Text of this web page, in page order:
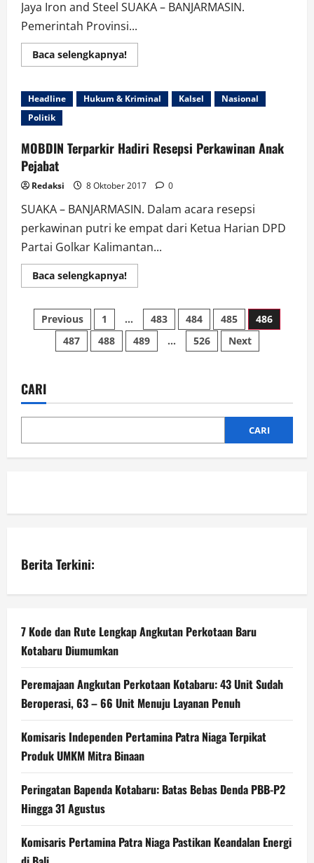
Jaya Iron and Steel SUAKA – BANJARMASIN.
Pemerintah Provinsi...
Baca selengkapnya!Read
more
dan
DPRD
Penyertaan
Modal
Meratus
Jaya
and
Headline Hukum & Kriminal Kalsel
Nasional
Politik
MOBDIN Terparkir Hadiri Resepsi Perkawinan Anak
Pejabat
Redaksi 8 Oktober 2017 0
SUAKA – BANJARMASIN. Dalam acara resepsi
perkawinan putri ke empat dari Ketua Harian DPD
Partai Golkar Kalimantan...
Baca selengkapnya!Read
more
Terparkir
Hadiri
Resepsi
Perkawinan
Anak
Paginasi
Previous 1 … 483 484 485
486
487
488 489 … 526 Next
CARI
CARI
Berita Terkini:
7 Kode dan Rute Lengkap Angkutan Perkotaan Baru
Kotabaru Diumumkan
Peremajaan Angkutan Perkotaan Kotabaru: 43 Unit Sudah
Beroperasi, 63 – 66 Unit Menuju Layanan Penuh
Komisaris Independen Pertamina Patra Niaga Terpikat
Produk UMKM Mitra Binaan
Peringatan Bapenda Kotabaru: Batas Bebas Denda PBB-P2
Hingga 31 Agustus
Komisaris Pertamina Patra Niaga Pastikan Keandalan Energi